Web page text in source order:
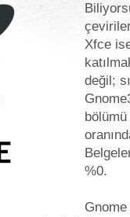
Xfce
değil;
%0.